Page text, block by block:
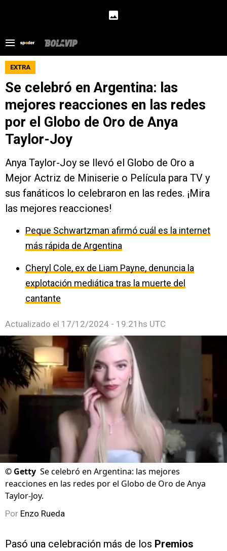
EXTRA
Se celebró en Argentina: las
mejores reacciones en las redes
por el Globo de Oro de Anya
Taylor-Joy
Anya Taylor-Joy se llevó el Globo de Oro a
Mejor Actriz de Miniserie o Película para TV y
sus fanáticos lo celebraron en las redes. ¡Mira
las mejores reacciones!
Peque Schwartzman afirmó cuál es la internet
más rápida de Argentina
Cheryl Cole, ex de Liam Payne, denuncia la
explotación mediática tras la muerte del
cantante
Actualizado el 17/12/2024 - 19:21hs UTC
© Getty Se celebró en Argentina: las mejores
reacciones en las redes por el Globo de Oro de Anya
Taylor-Joy.
Por Enzo Rueda
Pasó una celebración más de los Premios